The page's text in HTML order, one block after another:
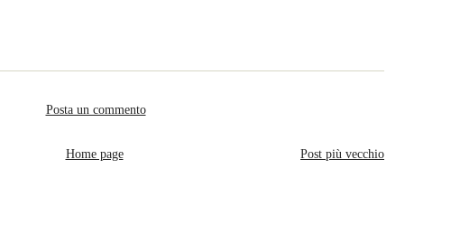
Posta un commento
Post più vecchio
Home page